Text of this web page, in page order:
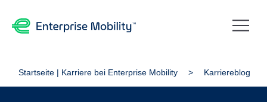
Startseite | Karriere bei Enterprise Mobility Karriereblog